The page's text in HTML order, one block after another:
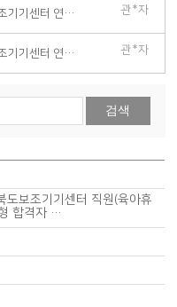
[채용결과] 경상북도보조기기센터 연구지원인력 직원 채용 최종 합격자 공고 관*자
[채용공고] 경상북도보조기기센터 연구지원인력 직원 채용 공고 관*자
검색
도보조기기센터 직원(육아휴
합격자 …